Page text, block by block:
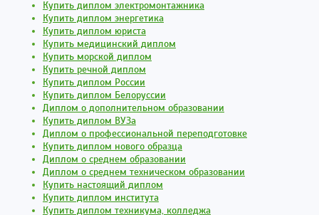
Купить диплом электромонтажника
Купить диплом энергетика
Купить диплом юриста
Купить медицинский диплом
Купить морской диплом
Купить речной диплом
Купить диплом России
Купить диплом Белоруссии
Диплом о дополнительном образовании
Купить диплом ВУЗа
Диплом о профессиональной переподготовке
Купить диплом нового образца
Диплом о среднем образовании
Диплом о среднем техническом образовании
Купить настоящий диплом
Купить диплом института
Купить диплом техникума, колледжа